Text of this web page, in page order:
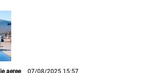
aeree 07/08/2025 15:57